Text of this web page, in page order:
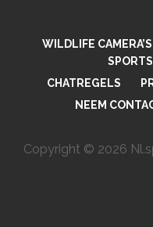
WILDLIFE
CHATREGELS
NEEM
Copyright © 2026